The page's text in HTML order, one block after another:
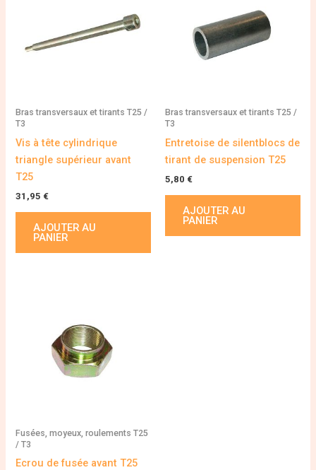
Bras transversaux et tirants T25 /
T3
Vis à tête cylindrique
triangle supérieur avant
T25
31,95 €
AJOUTER AU
PANIER
Bras transversaux et tirants T25 /
T3
Entretoise de silentblocs de
tirant de suspension T25
5,80 €
AJOUTER AU
PANIER
Fusées, moyeux, roulements T25
/ T3
Ecrou de fusée avant T25